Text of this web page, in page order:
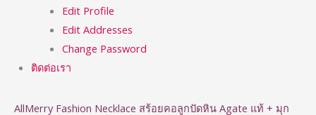
Edit Profile
Edit Addresses
Change Password
ติดต่อเรา
AllMerry Fashion Necklace สร้อยคอลูกปัดหิน Agate แท้ + มุก